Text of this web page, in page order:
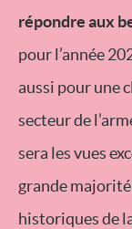
répondre aux
pour l’année
aussi pour une
secteur de
sera les vues
grande
historiques de